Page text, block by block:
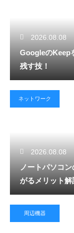
2026.08.08
GoogleのKeep
残す技！
ネットワーク
2026.08.08
ノートパソコ
がるメリット解
周辺機器